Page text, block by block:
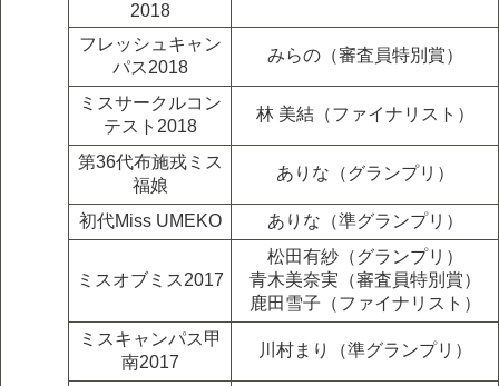
2018
フレッシュキャン
パス2018
みらの（審査員特別賞）
ミスサークルコン
テスト2018
林 美結（ファイナリスト）
第36代布施戎ミス
福娘
ありな（グランプリ）
初代Miss UMEKO ありな（準グランプリ）
ミスオブミス2017
松田有紗（グランプリ）
青木美奈実（審査員特別賞）
鹿田雪子（ファイナリスト）
ミスキャンパス甲
南2017
川村まり（準グランプリ）